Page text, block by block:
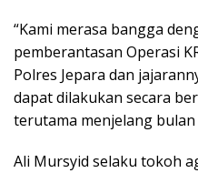
“Kami merasa bangga
pemberantasan Operasi
Polres Jepara dan
dapat dilakukan secara
terutama menjelang bulan
Ali Mursyid selaku tokoh